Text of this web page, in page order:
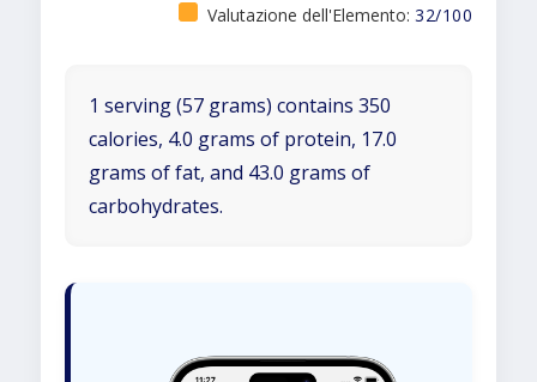
Valutazione dell'Elemento: 32/100
1 serving (57 grams) contains 350
calories, 4.0 grams of protein, 17.0
grams of fat, and 43.0 grams of
carbohydrates.